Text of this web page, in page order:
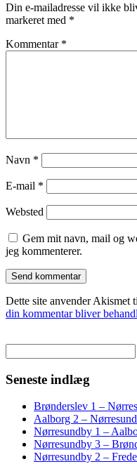
Din e-mailadresse vil ikke
markeret med *
Kommentar *
Navn *
E-mail *
Websted
Gem mit navn, mail og
jeg kommenterer.
Dette site anvender Akismet
din kommentar bliver
efter:
Seneste indlæg
Brønderslev 1 –
Aalborg 2 –
Nørresundby 1 –
Nørresundby 3 –
Nørresundby 2 –